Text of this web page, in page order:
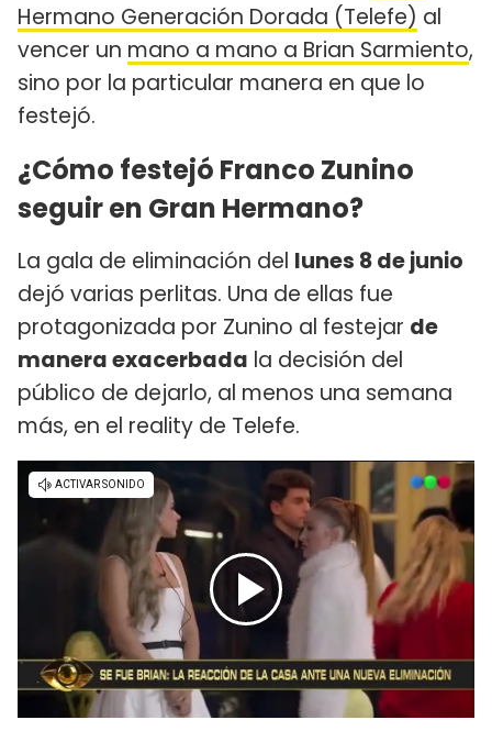
Hermano Generación Dorada (Telefe) al
vencer un mano a mano a Brian Sarmiento,
sino por la particular manera en que lo
festejó.
¿Cómo festejó Franco Zunino
seguir en Gran Hermano?
La gala de eliminación del lunes 8 de junio
dejó varias perlitas. Una de ellas fue
protagonizada por Zunino al festejar de
manera exacerbada la decisión del
público de dejarlo, al menos una semana
más, en el reality de Telefe.